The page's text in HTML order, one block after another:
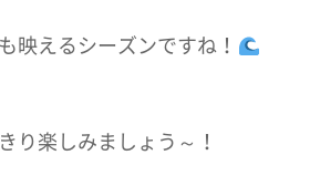
映えるシーズンですね！
り楽しみましょう～！